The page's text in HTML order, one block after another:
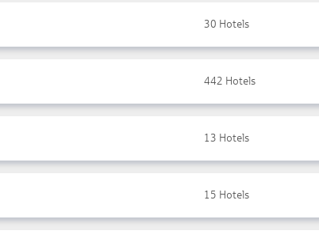
30 Hotels
442 Hotels
13 Hotels
15 Hotels